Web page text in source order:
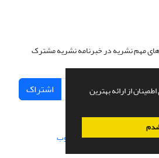
از ارائه بهترین
های مهم نشریه در خبرنامه نشریه مشترک
اشتراک
طراحی و پیاده سازی از سیناوب